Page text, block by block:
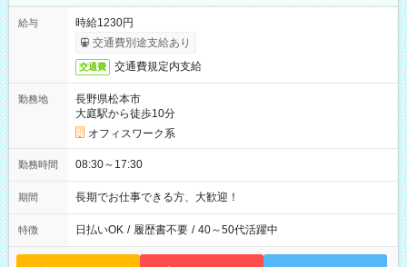
給与
時給1230円
交通費別途支給あり
交通費 交通費規定内支給
勤務地
長野県松本市
大庭駅から徒歩10分
オフィスワーク系
勤務時間 08:30～17:30
期間 長期でお仕事できる方、大歓迎！
特徴 日払いOK / 履歴書不要 / 40～50代活躍中